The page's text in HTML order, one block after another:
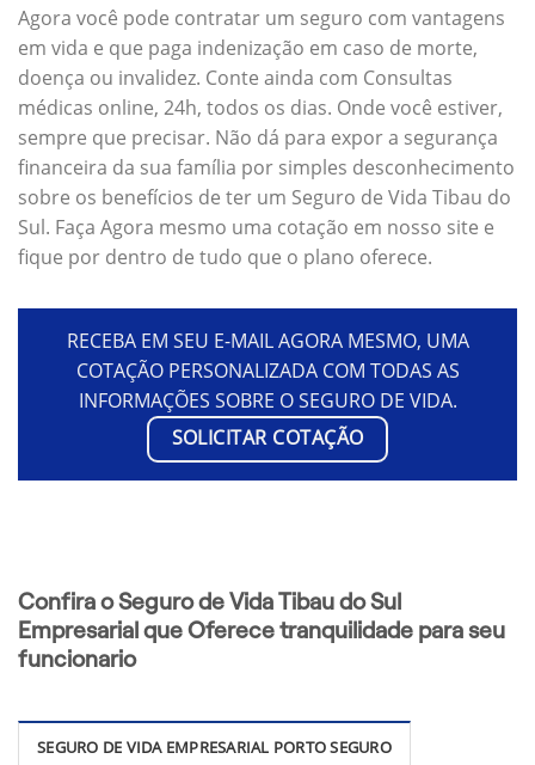
Agora você pode contratar um seguro com vantagens
em vida e que paga indenização em caso de morte,
doença ou invalidez. Conte ainda com Consultas
médicas online, 24h, todos os dias. Onde você estiver,
sempre que precisar. Não dá para expor a segurança
financeira da sua família por simples desconhecimento
sobre os benefícios de ter um Seguro de Vida Tibau do
Sul. Faça Agora mesmo uma cotação em nosso site e
fique por dentro de tudo que o plano oferece.
RECEBA EM SEU E-MAIL AGORA MESMO, UMA
COTAÇÃO PERSONALIZADA COM TODAS AS
INFORMAÇÕES SOBRE O SEGURO DE VIDA.
SOLICITAR COTAÇÃO
Confira o Seguro de Vida Tibau do Sul
Empresarial que Oferece tranquilidade para seu
funcionario
SEGURO DE VIDA EMPRESARIAL PORTO SEGURO